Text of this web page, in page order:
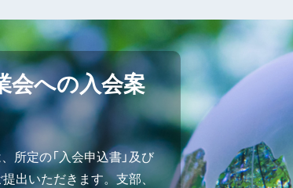
会への入会案
所定の「入会申込書」及び
提出いただきます。支部、